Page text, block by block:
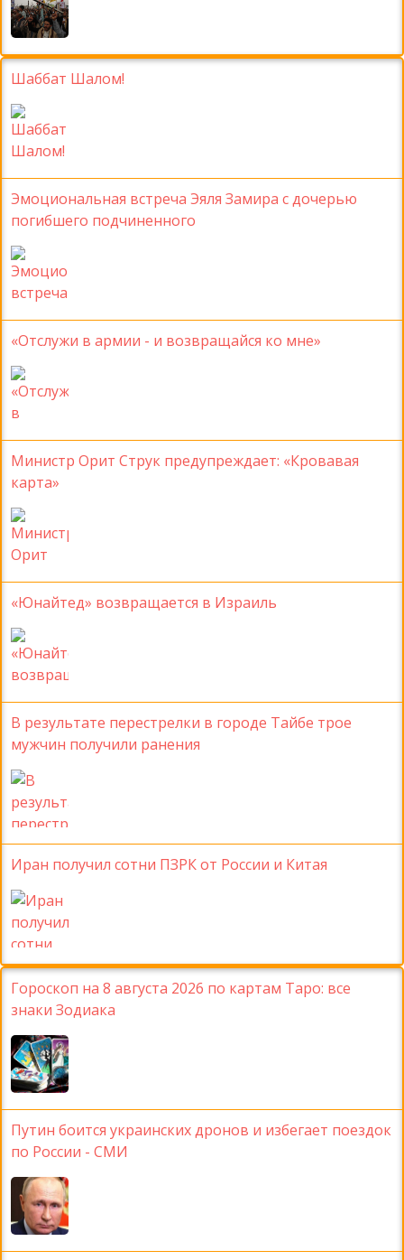
Шаббат Шалом!
Эмоциональная встреча Эяля Замира с дочерью
погибшего подчиненного
«Отслужи в армии - и возвращайся ко мне»
Министр Орит Струк предупреждает: «Кровавая
карта»
«Юнайтед» возвращается в Израиль
В результате перестрелки в городе Тайбе трое
мужчин получили ранения
Иран получил сотни ПЗРК от России и Китая
Гороскоп на 8 августа 2026 по картам Таро: все
знаки Зодиака
Путин боится украинских дронов и избегает поездок
по России - СМИ